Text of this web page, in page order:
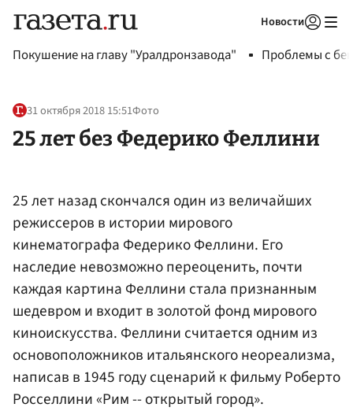
Новости
Покушение на главу "Уралдронзавода" Проблемы с
31 октября 2018 15:51Фото
25 лет без Федерико Феллини
25 лет назад скончался один из величайших
режиссеров в истории мирового
кинематографа Федерико Феллини. Его
наследие невозможно переоценить, почти
каждая картина Феллини стала признанным
шедевром и входит в золотой фонд мирового
киноискусства. Феллини считается одним из
основоположников итальянского неореализма,
написав в 1945 году сценарий к фильму Роберто
Росселлини «Рим -- открытый город».